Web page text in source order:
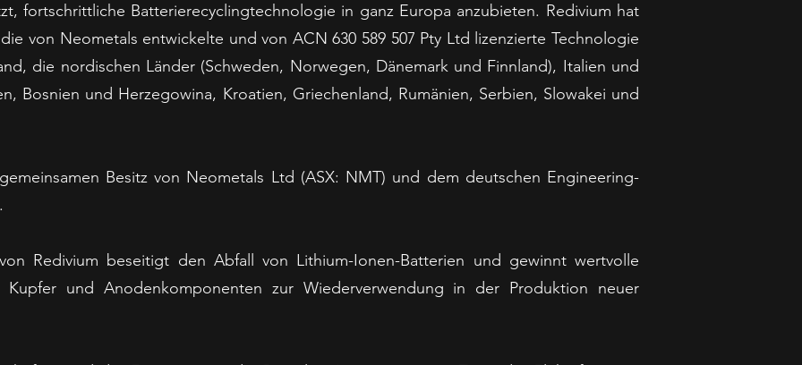
fortschrittliche Batterierecyclingtechnologie in ganz Europa anzubieten. Redivium hat
von Neometals entwickelte und von ACN 630 589 507 Pty Ltd lizenzierte Technologie
die nordischen Länder (Schweden, Norwegen, Dänemark und Finnland), Italien und
Bosnien und Herzegowina, Kroatien, Griechenland, Rumänien, Serbien, Slowakei und
Besitz von Neometals Ltd (ASX: NMT) und dem deutschen Engineering-
Redivium beseitigt den Abfall von Lithium-Ionen-Batterien und gewinnt wertvolle
und Anodenkomponenten zur Wiederverwendung in der Produktion neuer